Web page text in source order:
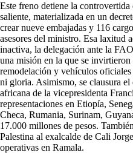
Este freno detiene la
saliente, materializada en un
crear nueve embajadas y 116
asesores del ministro. Esa laxitud
inactiva, la delegación ante la
una misión en la que se
remodelación y vehículos oficiales
ni gloria. Asimismo, se clausura
africana de la vicepresidenta
representaciones en Etiopía,
Checa, Rumania, Surinam,
17.000 millones de pesos.
Palestina al exalcalde de Cali
operativas en Ramala.